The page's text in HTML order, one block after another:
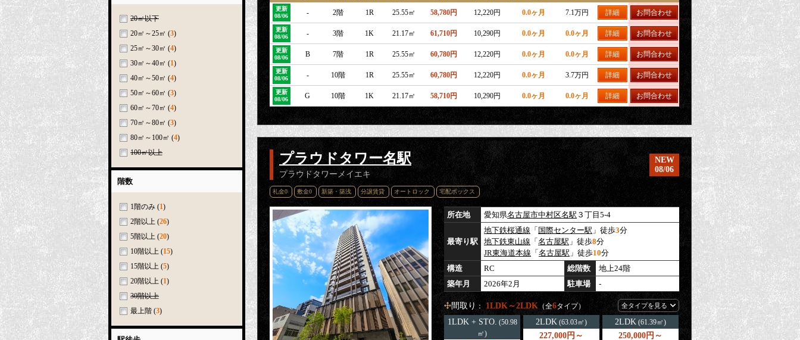
20㎡以下
20㎡～25㎡ (3)
25㎡～30㎡ (4)
30㎡～40㎡ (1)
40㎡～50㎡ (4)
50㎡～60㎡ (3)
60㎡～70㎡ (4)
70㎡～80㎡ (3)
80㎡～100㎡ (4)
100㎡以上
階数
1階のみ (1)
2階以上 (26)
5階以上 (20)
10階以上 (15)
15階以上 (5)
20階以上 (1)
30階以上
最上階 (3)
更新
08/06
- 2階 1R 25.55㎡ 58,780円 12,220円 0.0ヶ月 7.1万円 詳細 お問合わせ
更新
08/06
- 3階 1K 21.17㎡ 61,710円 10,290円 0.0ヶ月 0.0ヶ月 詳細 お問合わせ
更新
08/06
B 7階 1R 25.55㎡ 60,780円 12,220円 0.0ヶ月 0.0ヶ月 詳細 お問合わせ
更新
08/06
- 10階 1R 25.55㎡ 60,780円 12,220円 0.0ヶ月 3.7万円 詳細 お問合わせ
更新
08/06
G 10階 1K 21.17㎡ 58,710円 10,290円 0.0ヶ月 0.0ヶ月 詳細 お問合わせ
プラウドタワー名駅
プラウドタワーメイエキ
NEW
08/06
礼金0 敷金0 新築・築浅 分譲賃貸 オートロック 宅配ボックス
所在地 愛知県名古屋市中村区名駅 ３丁目5-4
最寄り駅
地下鉄桜通線 「 国際センター駅 」徒歩3分
地下鉄東山線 「 名古屋駅 」徒歩8分
JR東海道本線 「 名古屋駅 」徒歩10分
構造
RC 総階数
地上24階
築年月
2026年2月 駐車場 -
間取り ： 1LDK～2LDK （全6タイプ） 全タイプを見る
1LDK + STO. (50.98
㎡)
2LDK (63.03㎡)
227,000円～
2LDK (61.39㎡)
250,000円～